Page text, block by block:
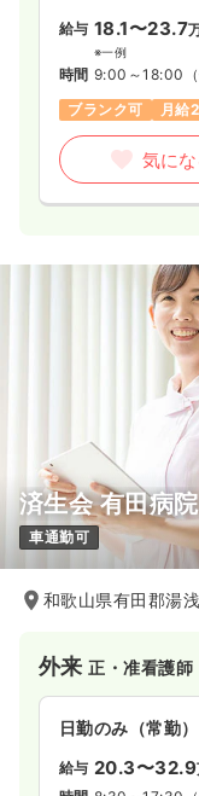
給与 18.1〜23.7
※一例
時間 9:00～18:00
ブランク可
月給
気にな
済生会 有田病院
車通勤可
和歌山県有田郡湯
外来正・准看護師
日勤のみ（常勤）
給与 20.3〜32.9